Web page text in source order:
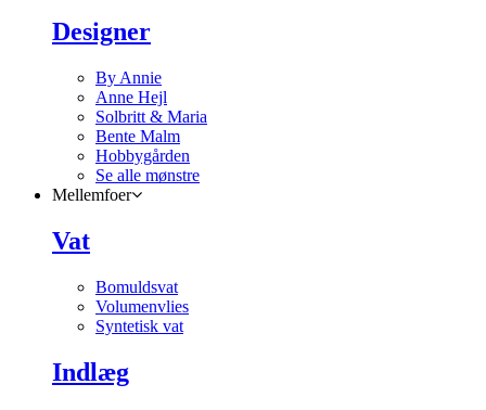
Designer
By Annie
Anne Hejl
Solbritt & Maria
Bente Malm
Hobbygården
Se alle mønstre
Mellemfoer
Vat
Bomuldsvat
Volumenvlies
Syntetisk vat
Indlæg